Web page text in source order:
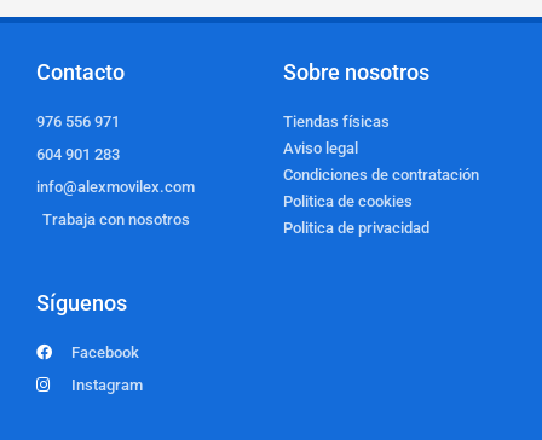
Contacto
976 556 971
604 901 283
info@alexmovilex.com
Trabaja con nosotros
Sobre nosotros
Tiendas físicas
Aviso legal
Condiciones de contratación
Politica de cookies
Politica de privacidad
Síguenos
Facebook
Instagram